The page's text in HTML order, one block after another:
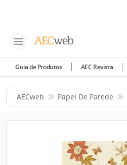
Guia de Produtos AEC Revista
AECweb Papel De Parede